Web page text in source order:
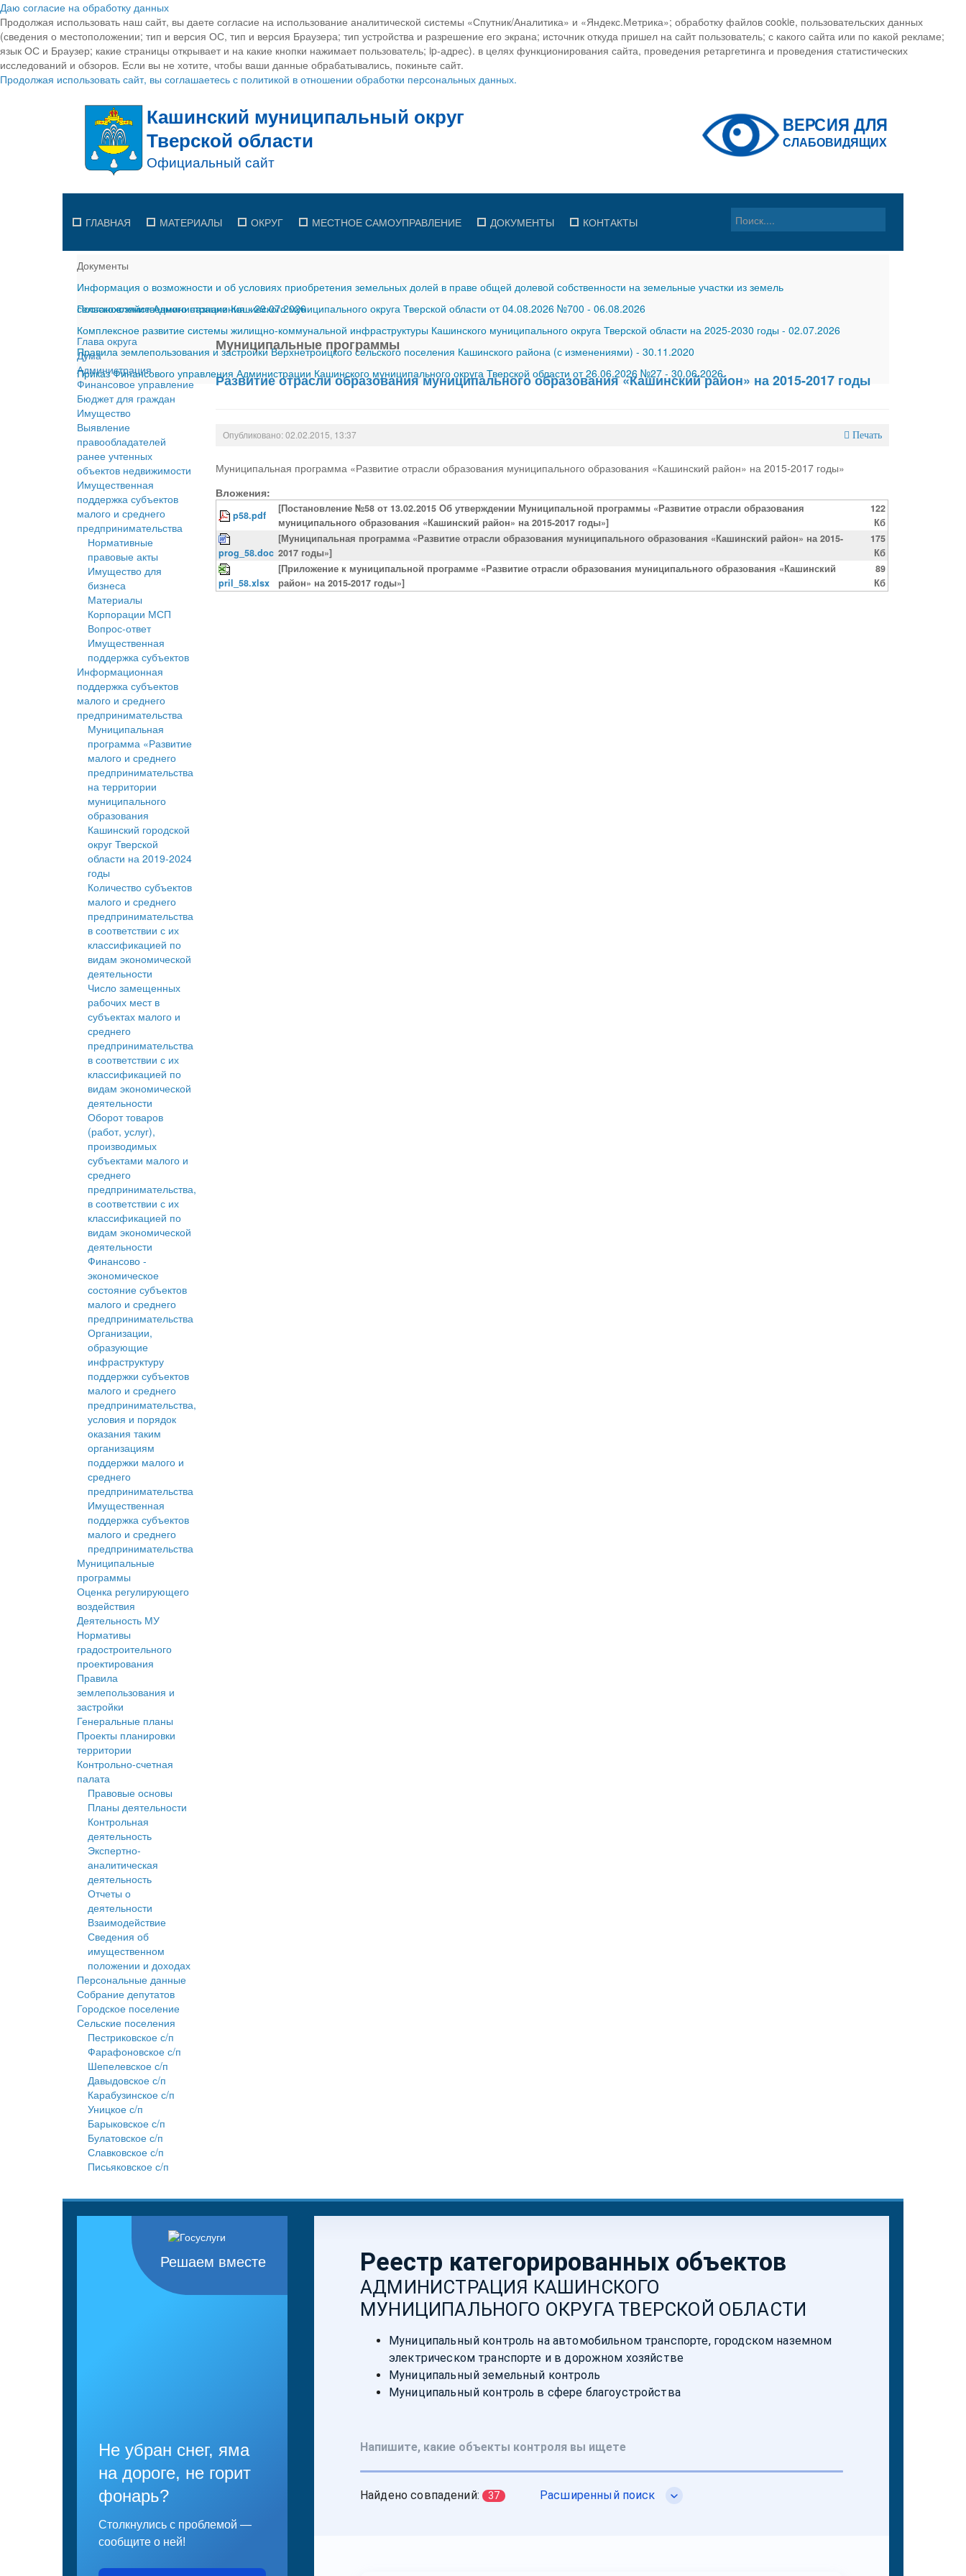
Даю согласие на обработку данных
Продолжая использовать наш сайт, вы даете согласие на использование аналитической системы «Спутник/Аналитика» и «Яндекс.Метрика»; обработку файлов cookie, пользовательских данных
(сведения о местоположении; тип и версия ОС, тип и версия Браузера; тип устройства и разрешение его экрана; источник откуда пришел на сайт пользователь; с какого сайта или по какой рекламе;
язык ОС и Браузер; какие страницы открывает и на какие кнопки нажимает пользователь; ip-адрес). в целях функционирования сайта, проведения ретаргетинга и проведения статистических
исследований и обзоров. Если вы не хотите, чтобы ваши данные обрабатывались, покиньте сайт.
Продолжая использовать сайт, вы соглашаетесь с политикой в отношении обработки персональных данных.
ГЛАВНАЯ МАТЕРИАЛЫ ОКРУГ МЕСТНОЕ САМОУПРАВЛЕНИЕ ДОКУМЕНТЫ КОНТАКТЫ
Документы
Информация о возможности и об условиях приобретения земельных долей в праве общей долевой собственности на земельные участки из земель
сельскохозяйственного назначения-29.07.2026
Постановление Администрации Кашинского муниципального округа Тверской области от 04.08.2026 №700 - 06.08.2026
Комплексное развитие системы жилищно-коммунальной инфраструктуры Кашинского муниципального округа Тверской области на 2025-2030 годы - 02.07.2026
Правила землепользования и застройки Верхнетроицкого сельского поселения Кашинского района (с изменениями) - 30.11.2020
Приказ Финансового управления Администрации Кашинского муниципального округа Тверской области от 26.06.2026 №27 - 30.06.2026
Глава округа
Дума
Администрация
Финансовое управление
Бюджет для граждан
Имущество
Выявление
правообладателей
ранее учтенных
объектов недвижимости
Имущественная
поддержка субъектов
малого и среднего
предпринимательства
Нормативные
правовые акты
Имущество для
бизнеса
Материалы
Корпорации МСП
Вопрос-ответ
Имущественная
поддержка субъектов
Информационная
поддержка субъектов
малого и среднего
предпринимательства
Муниципальная
программа «Развитие
малого и среднего
предпринимательства
на территории
муниципального
образования
Кашинский городской
округ Тверской
области на 2019-2024
годы
Количество субъектов
малого и среднего
предпринимательства
в соответствии с их
классификацией по
видам экономической
деятельности
Число замещенных
рабочих мест в
субъектах малого и
среднего
предпринимательства
в соответствии с их
классификацией по
видам экономической
деятельности
Оборот товаров
(работ, услуг),
производимых
субъектами малого и
среднего
предпринимательства,
в соответствии с их
классификацией по
видам экономической
деятельности
Финансово -
экономическое
состояние субъектов
малого и среднего
предпринимательства
Организации,
образующие
инфраструктуру
поддержки субъектов
малого и среднего
предпринимательства,
условия и порядок
оказания таким
организациям
поддержки малого и
среднего
предпринимательства
Имущественная
поддержка субъектов
малого и среднего
предпринимательства
Муниципальные
программы
Оценка регулирующего
воздействия
Деятельность МУ
Нормативы
градостроительного
проектирования
Правила
землепользования и
застройки
Генеральные планы
Проекты планировки
территории
Контрольно-счетная
палата
Правовые основы
Планы деятельности
Контрольная
деятельность
Экспертно-
аналитическая
деятельность
Отчеты о
деятельности
Взаимодействие
Сведения об
имущественном
положении и доходах
Персональные данные
Собрание депутатов
Городское поселение
Сельские поселения
Пестриковское с/п
Фарафоновское с/п
Шепелевское с/п
Давыдовское с/п
Карабузинское с/п
Уницкое с/п
Барыковское с/п
Булатовское с/п
Славковское с/п
Письяковское с/п
Муниципальные программы
Развитие отрасли образования муниципального образования «Кашинский район» на 2015-2017 годы
Опубликовано: 02.02.2015, 13:37 Печать
Муниципальная программа «Развитие отрасли образования муниципального образования «Кашинский район» на 2015-2017 годы»
Вложения:
p58.pdf
[Постановление №58 от 13.02.2015 Об утверждении Муниципальной программы «Развитие отрасли образования
муниципального образования «Кашинский район» на 2015-2017 годы»]
122
Кб
prog_58.doc
[Муниципальная программа «Развитие отрасли образования муниципального образования «Кашинский район» на 2015-
2017 годы»]
175
Кб
pril_58.xlsx
[Приложение к муниципальной программе «Развитие отрасли образования муниципального образования «Кашинский
район» на 2015-2017 годы»]
89
Кб
Решаем вместе
Не убран снег, яма
на дороге, не горит
фонарь?
Столкнулись с проблемой —
сообщите о ней!